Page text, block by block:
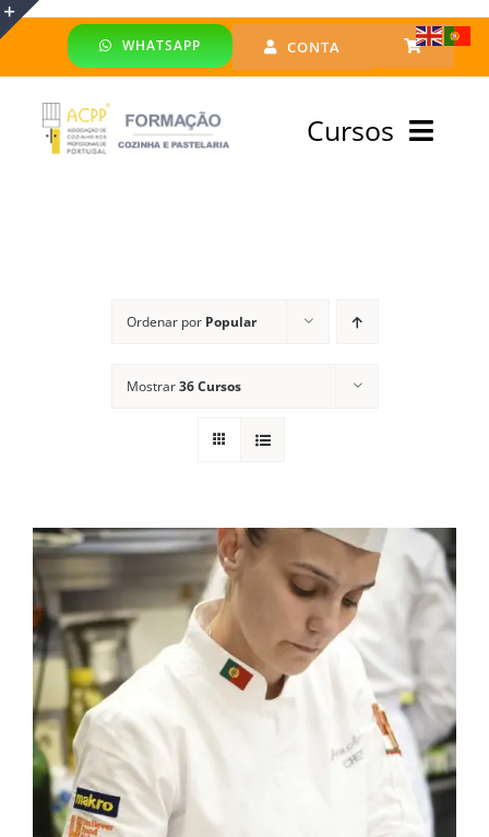
Skip
WHATSAPP CONTA
Cursos
Financiado
Ordenar por Popular
Mostrar36 Cursos